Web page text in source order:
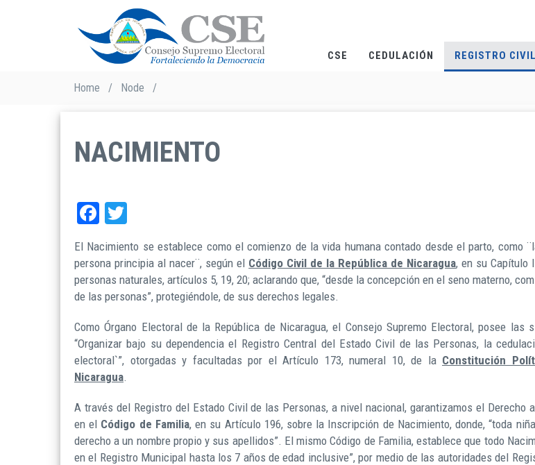
CSE CEDULACIÓN REGISTRO CIVIL
Breadcrumb
Home / Node /
NACIMIENTO
Facebook
El Nacimiento se establece como el comienzo de la vida humana contado desde el parto, como
persona principia al nacer¨, según el Código Civil de la República de Nicaragua, en su Capítulo
personas naturales, artículos 5, 19, 20; aclarando que, “desde la concepción en el seno materno,
de las personas”, protegiéndole, de sus derechos legales.
Como Órgano Electoral de la República de Nicaragua, el Consejo Supremo Electoral, posee las
“Organizar bajo su dependencia el Registro Central del Estado Civil de las Personas, la
electoral`”, otorgadas y facultadas por el Artículo 173, numeral 10, de la Constitución
Nicaragua
A través del Registro del Estado Civil de las Personas, a nivel nacional, garantizamos el Derecho
en el Código de Familia, en su Artículo 196, sobre la Inscripción de Nacimiento, donde, “toda
derecho a un nombre propio y sus apellidos”. El mismo Código de Familia, establece que todo
en el Registro Municipal hasta los 7 años de edad inclusive”, por medio de las autoridades del